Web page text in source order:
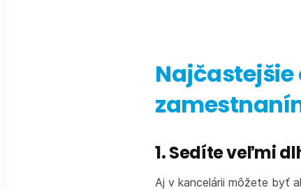
1. Sedíte veľmi
Aj v kancelárii môžete byť